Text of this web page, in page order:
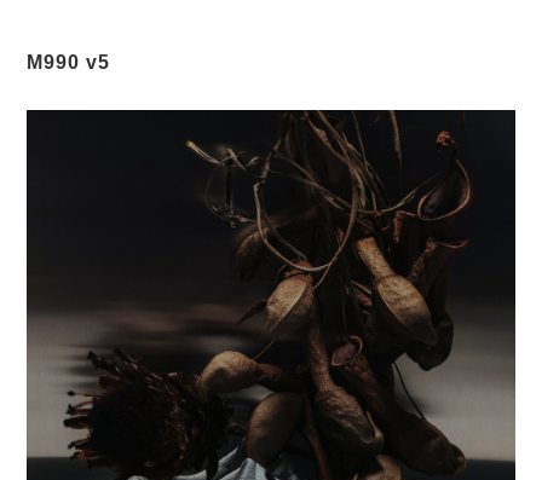
M990 v5